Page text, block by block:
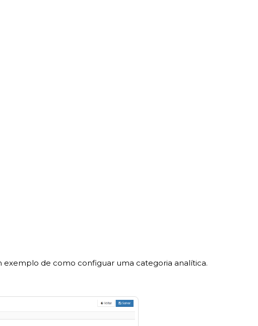
exemplo de como configuar uma categoria analítica.